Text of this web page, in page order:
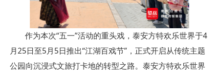
作为本次“五一”活动的重头戏，泰安方特欢乐世界于4
月25日至5月5日推出“江湖百戏节”，正式开启从传统主题
公园向沉浸式文旅打卡地的转型之路。泰安方特欢乐世界